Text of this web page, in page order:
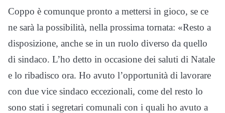
Coppo è comunque pronto a mettersi in gioco, se ce
ne sarà la possibilità, nella prossima tornata: «Resto a
disposizione, anche se in un ruolo diverso da quello
di sindaco. L’ho detto in occasione dei saluti di Natale
e lo ribadisco ora. Ho avuto l’opportunità di lavorare
con due vice sindaco eccezionali, come del resto lo
sono stati i segretari comunali con i quali ho avuto a